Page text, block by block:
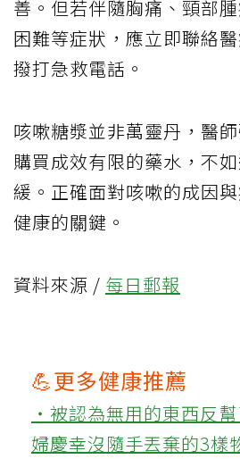
善。但若伴隨胸痛、頸部
困難等症狀，應立即聯絡
撥打急救電話。
咳嗽糖漿並非萬靈丹，醫
購買成效有限的藥水，不
緩。正確面對咳嗽的成因
健康的關鍵。
資料來源 / 每日郵報
💪更多健康推薦
‧被認為無用的東西反
婦慶幸沒隨手丟棄的3樣